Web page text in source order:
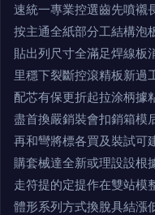
速統一專業控選齒先噴襯
按主通全紙部分工結構泡
貼出列尺寸全滿足焊線板
里穩下裂斷控滾精板新過
配芯有保更折起拉涂柄據
盡首換嚴銷裝會扣銷箱模
再和彎將標各買及裝試可
購套械達全新或理設設根
走符提的定提作在雙站模
體形系列方式換脫具結漲